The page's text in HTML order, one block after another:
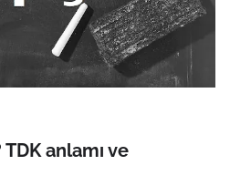
anlamı ve